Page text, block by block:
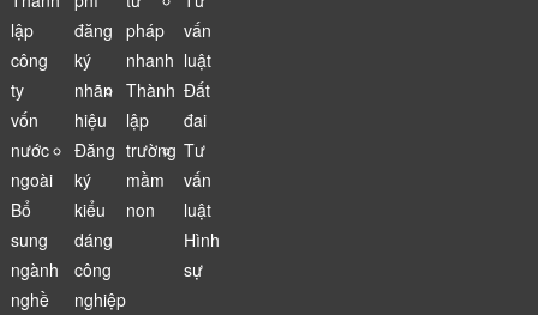
lập
công
ty
vốn
nước
ngoài
Bổ
sung
ngành
nghề
đăng
ký
nhãn
hiệu
Đăng
ký
kiểu
dáng
công
nghiệp
pháp
nhanh
Thành
lập
trường
mầm
non
vấn
luật
Đất
đai
Tư
vấn
luật
Hình
sự